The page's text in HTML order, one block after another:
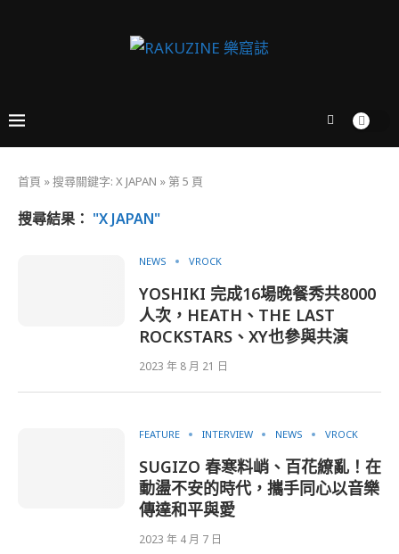
首頁 »搜尋關鍵字: X JAPAN » 第 5 頁
搜尋結果： "X JAPAN"
NEWS VROCK
YOSHIKI 完成16場晚餐秀共8000
人次，HEATH、THE LAST
ROCKSTARS、XY也參與共演
2023 年 8 月 21 日
FEATURE INTERVIEW NEWS VROCK
SUGIZO 春寒料峭、百花繚亂！在
動盪不安的時代，攜手同心以音樂
傳達和平與愛
2023 年 4 月 7 日